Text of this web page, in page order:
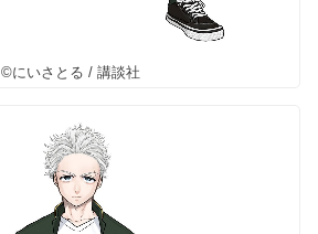
©にいさとる / 講談社